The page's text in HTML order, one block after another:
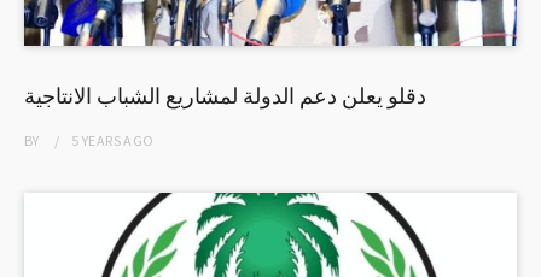
دقلو يعلن دعم الدولة لمشاريع الشباب الانتاجية
BY 5 YEARSAGO